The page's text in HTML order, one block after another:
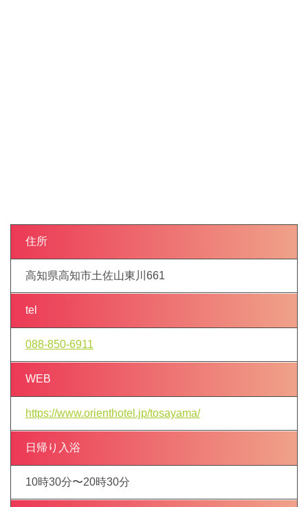
住所
高知県高知市土佐山東川661
tel
088-850-6911
WEB
https://www.orienthotel.jp/tosayama/
日帰り入浴
10時30分〜20時30分